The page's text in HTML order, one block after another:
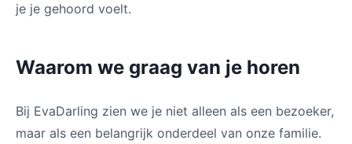
je je gehoord voelt.
Waarom we graag van je horen
Bij EvaDarling zien we je niet alleen als een bezoeker,
maar als een belangrijk onderdeel van onze familie.